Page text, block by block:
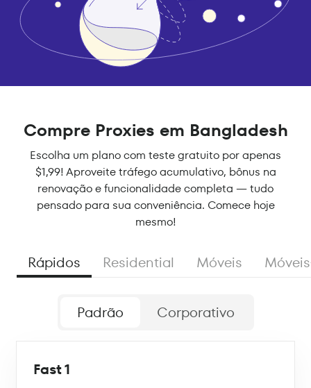
Compre Proxies em Bangladesh
Escolha um plano com teste gratuito por apenas
$1,99! Aproveite tráfego acumulativo, bônus na
renovação e funcionalidade completa — tudo
pensado para sua conveniência. Comece hoje
mesmo!
Rápidos Residential Móveis
Padrão Corporativo
Fast 1